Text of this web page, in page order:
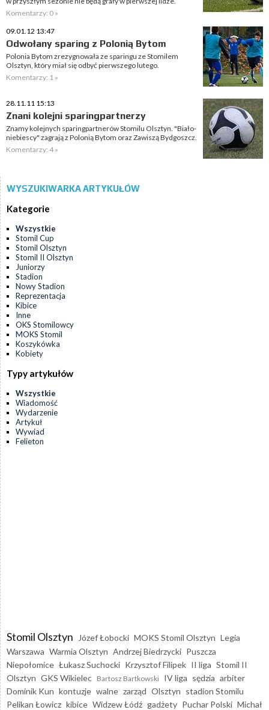
Komentarzy: 0 »
09.01.12 13:47
Odwołany sparing z Polonią Bytom
Polonia Bytom zrezygnowała ze sparingu ze Stomilem
Olsztyn, który miał się odbyć pierwszego lutego.
Komentarzy: 1 »
28.11.11 15:13
Znani kolejni sparingpartnerzy
Znamy kolejnych sparingpartnerów Stomilu Olsztyn. "Biało-
niebiescy" zagrają z Polonią Bytom oraz Zawiszą Bydgoszcz.
Komentarzy: 4 »
WYSZUKIWARKA ARTYKUŁÓW
Kategorie
Wszystkie
Stomil Cup
Stomil Olsztyn
Stomil II Olsztyn
Juniorzy
Stadion
Nowy Stadion
Reprezentacja
Kibice
Inne
OKS Stomilowcy
MOKS Stomil
Koszykówka
Kobiety
Typy artykułów
Wszystkie
Wiadomość
Wydarzenie
Artykuł
Wywiad
Felieton
Stomil Olsztyn Józef Łobocki MOKS Stomil Olsztyn Legia
Warszawa Warmia Olsztyn Andrzej Biedrzycki Puszcza
Niepołomice Łukasz Suchocki Krzysztof Filipek II liga Stomil II
Olsztyn GKS Wikielec Bartosz Bartkowski IV liga sędzia arbiter
Dominik Kun kontuzje walne zarząd Olsztyn stadion Stomilu
Pelikan Łowicz kibice Widzew Łódź gadżety Puchar Polski Michał